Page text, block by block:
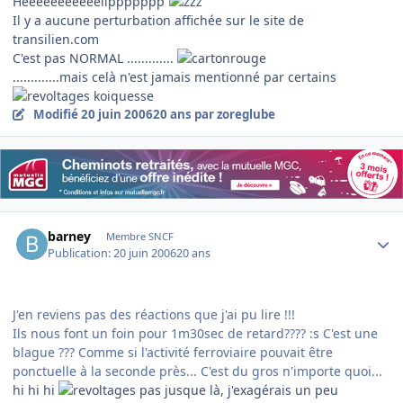
Il y a aucune perturbation affichée sur le site de
transilien.com
C'est pas NORMAL .............
.............mais celà n'est jamais mentionné par certains
koiquesse
Modifié20 juin 200620 ans par zoreglube
barney Membre SNCF
Publication:20 juin 200620 ans
J'en reviens pas des réactions que j'ai pu lire !!!
Ils nous font un foin pour 1m30sec de retard???? :s C'est une
blague ??? Comme si l'activité ferroviaire pouvait être
ponctuelle à la seconde près... C'est du gros n'importe quoi...
hi hi hi
pas jusque là, j'exagérais un peu